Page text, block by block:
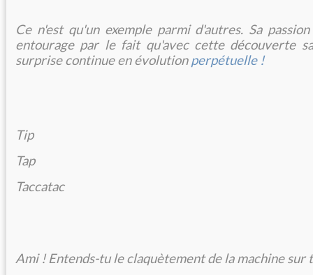
Ce n'est qu'un exemple parmi d'autres. Sa
entourage par le fait qu'avec cette découverte
surprise continue en évolutionperpétuelle !
Tip
Tap
Taccatac
Ami ! Entends-tu le claquètement de la machine sur